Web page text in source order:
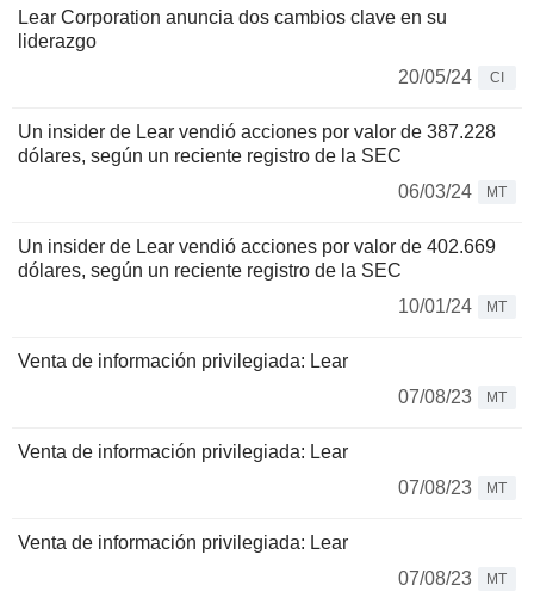
Lear Corporation anuncia dos cambios clave en su
liderazgo
20/05/24
CI
Un insider de Lear vendió acciones por valor de 387.228
dólares, según un reciente registro de la SEC
06/03/24
MT
Un insider de Lear vendió acciones por valor de 402.669
dólares, según un reciente registro de la SEC
10/01/24
MT
Venta de información privilegiada: Lear
07/08/23
MT
Venta de información privilegiada: Lear
07/08/23
MT
Venta de información privilegiada: Lear
07/08/23
MT